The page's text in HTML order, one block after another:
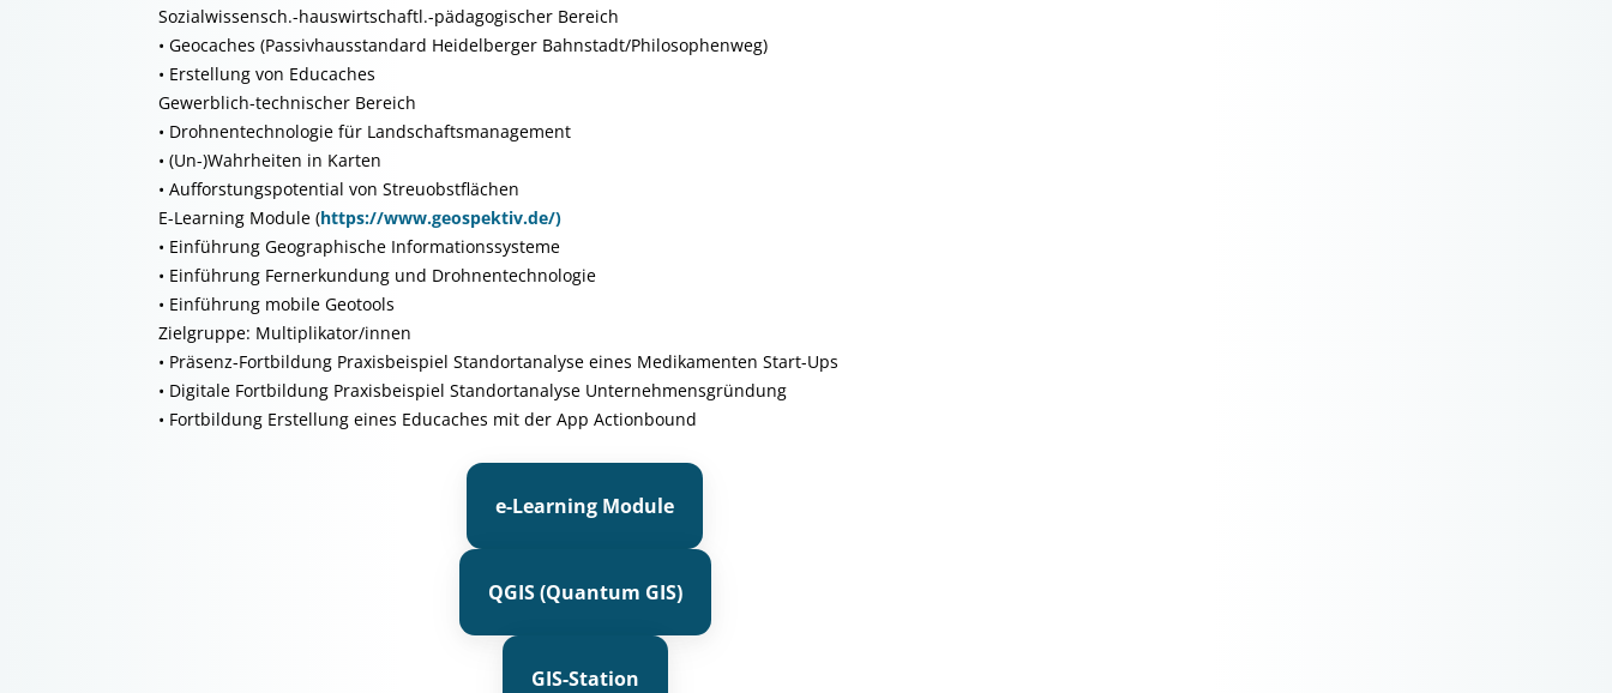
Sozialwissensch.-hauswirtschaftl.-pädagogischer Bereich
• Geocaches (Passivhausstandard Heidelberger Bahnstadt/Philosophenweg)
• Erstellung von Educaches
Gewerblich-technischer Bereich
• Drohnentechnologie für Landschaftsmanagement
• (Un-)Wahrheiten in Karten
• Aufforstungspotential von Streuobstflächen
E-Learning Module (https://www.geospektiv.de/)
• Einführung Geographische Informationssysteme
• Einführung Fernerkundung und Drohnentechnologie
• Einführung mobile Geotools
Zielgruppe: Multiplikator/innen
• Präsenz-Fortbildung Praxisbeispiel Standortanalyse eines Medikamenten Start-Ups
• Digitale Fortbildung Praxisbeispiel Standortanalyse Unternehmensgründung
• Fortbildung Erstellung eines Educaches mit der App Actionbound
e-Learning Module
QGIS (Quantum GIS)
GIS-Station